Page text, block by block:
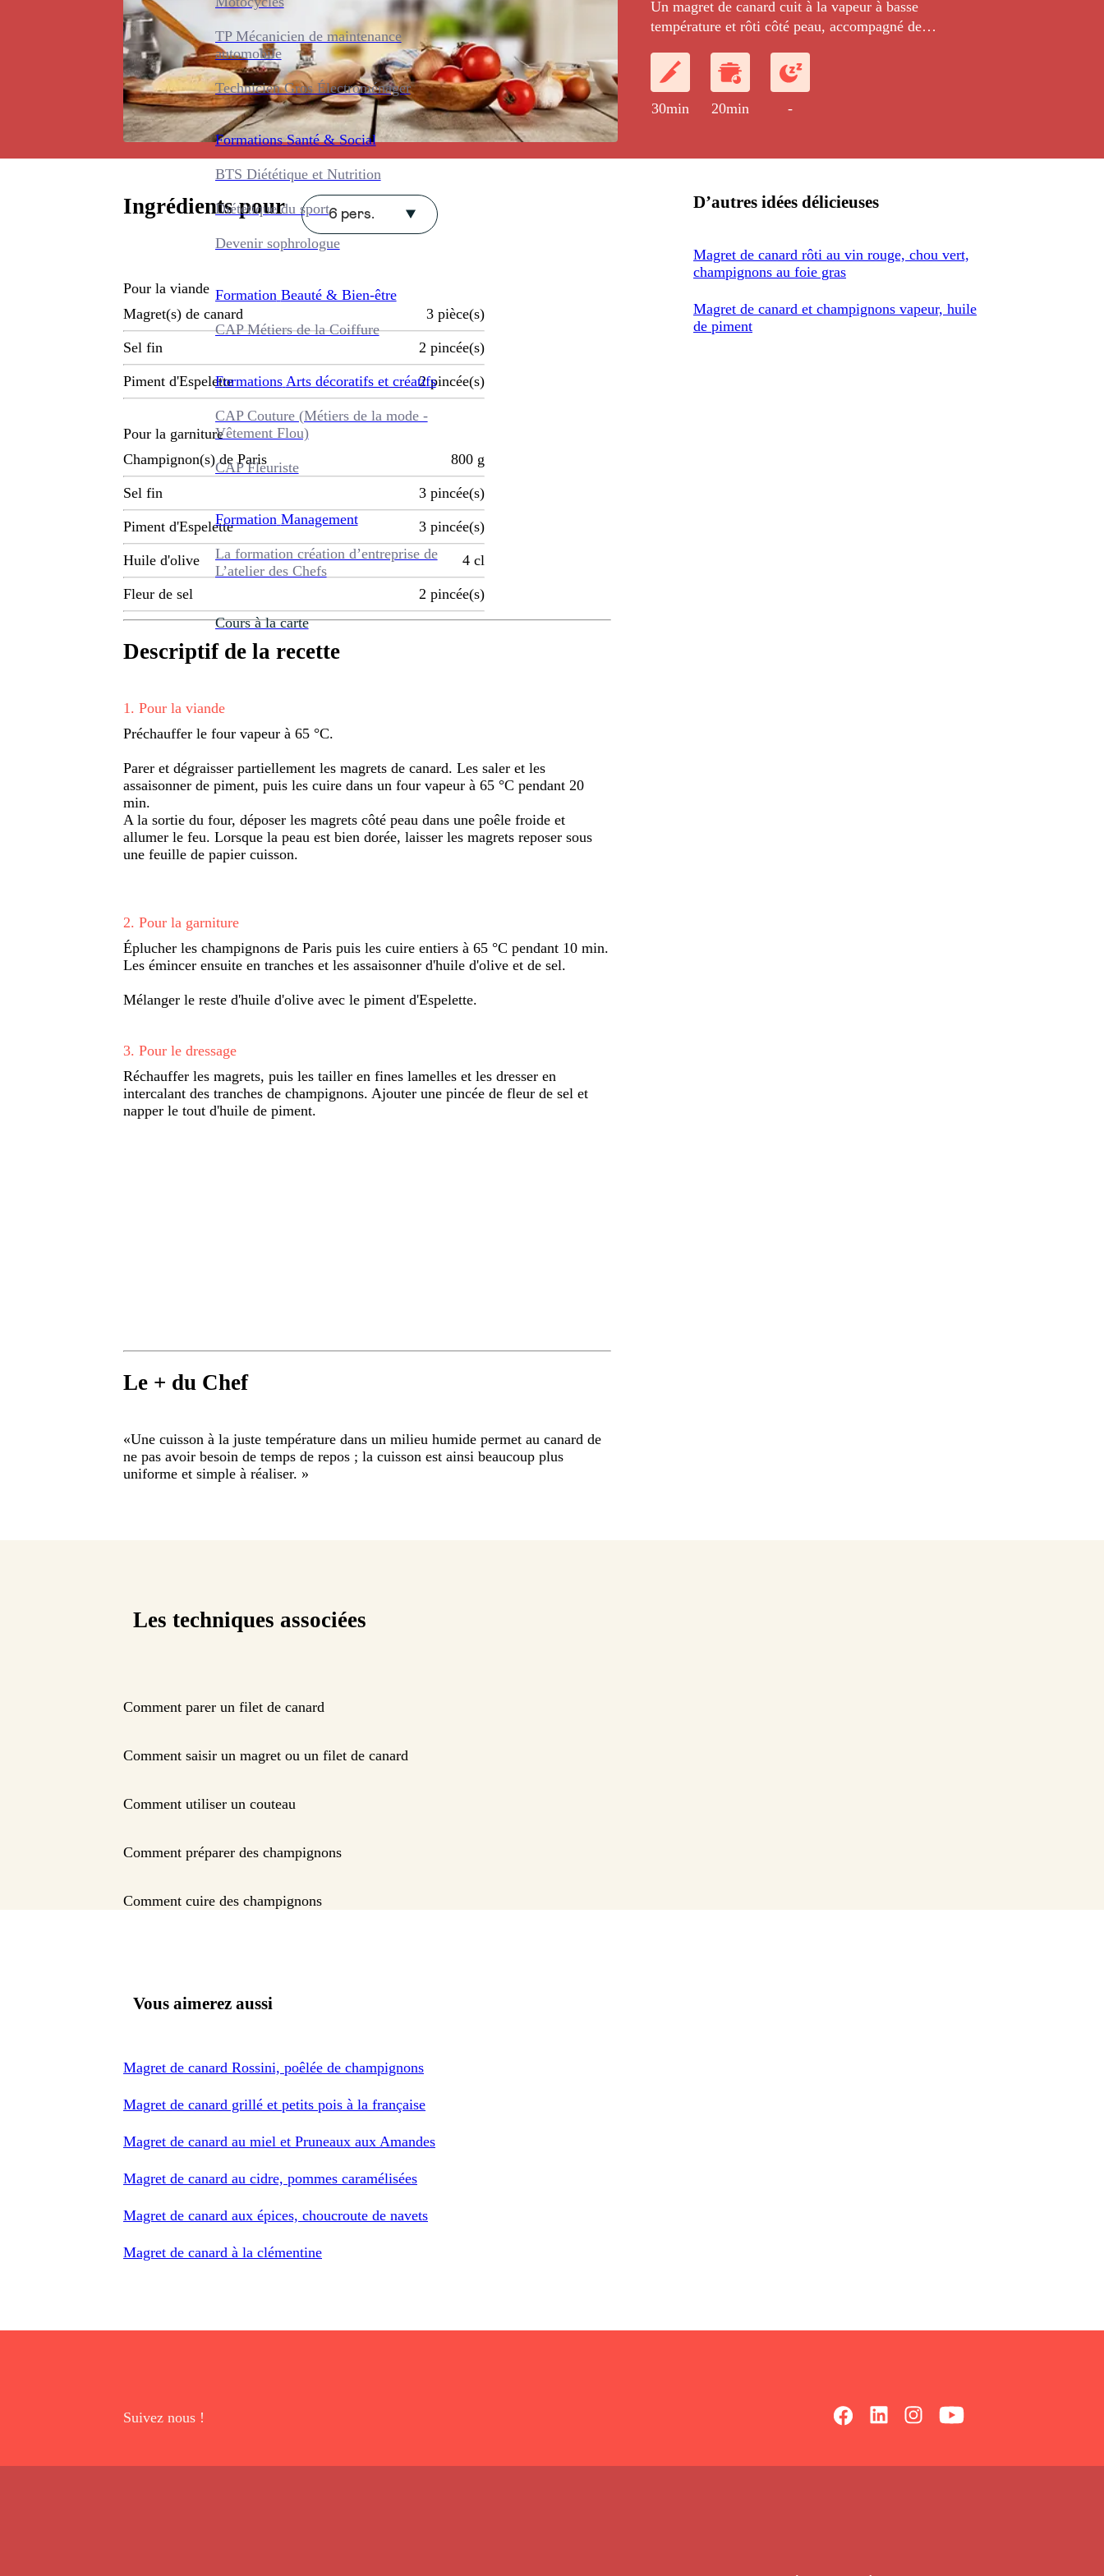
TP Mécanicien de maintenance
automobile
Technicien Gros Électroménager
Formations Santé & Social
BTS Diététique et Nutrition
Diététique du sport
Devenir sophrologue
Formation Beauté & Bien-être
CAP Métiers de la Coiffure
Formations Arts décoratifs et créatifs
CAP Couture (Métiers de la mode -
Vêtement Flou)
CAP Fleuriste
Formation Management
La formation création d’entreprise de
L’atelier des Chefs
Cours à la carte
Un magret de canard cuit à la vapeur à basse
température et rôti côté peau, accompagné de
assaisonnés d'huile au piment.
30min 20min -
Ingrédients pour 6 pers.
Pour la viande
Magret(s) de canard
3 pièce(s)
Sel fin 2 pincée(s)
Piment d'Espelette 2 pincée(s)
Pour la garniture
Champignon(s) de Paris
800 g
Sel fin 3 pincée(s)
Piment d'Espelette 3 pincée(s)
Huile d'olive 4 cl
Fleur de sel 2 pincée(s)
Descriptif de la recette
1 . Pour la viande
Préchauffer le four vapeur à 65 °C.
Parer et dégraisser partiellement les magrets de canard. Les saler et les
assaisonner de piment, puis les cuire dans un four vapeur à 65 °C pendant 20
min.
A la sortie du four, déposer les magrets côté peau dans une poêle froide et
allumer le feu. Lorsque la peau est bien dorée, laisser les magrets reposer sous
une feuille de papier cuisson.
2. Pour la garniture
Éplucher les champignons de Paris puis les cuire entiers à 65 °C pendant 10 min.
Les émincer ensuite en tranches et les assaisonner d'huile d'olive et de sel.
Mélanger le reste d'huile d'olive avec le piment d'Espelette.
3. Pour le dressage
Réchauffer les magrets, puis les tailler en fines lamelles et les dresser en
intercalant des tranches de champignons. Ajouter une pincée de fleur de sel et
napper le tout d'huile de piment.
Le + du Chef
«Une cuisson à la juste température dans un milieu humide permet au canard de
ne pas avoir besoin de temps de repos ; la cuisson est ainsi beaucoup plus
uniforme et simple à réaliser. »
D’autres idées délicieuses
Magret de canard rôti au vin rouge, chou vert,
champignons au foie gras
Magret de canard et champignons vapeur, huile
de piment
Les techniques associées
Comment parer un filet de canard
Comment saisir un magret ou un filet de canard
Comment utiliser un couteau
Comment préparer des champignons
Comment cuire des champignons
Vous aimerez aussi
Magret de canard Rossini, poêlée de champignons
Magret de canard grillé et petits pois à la française
Magret de canard au miel et Pruneaux aux Amandes
Magret de canard au cidre, pommes caramélisées
Magret de canard aux épices, choucroute de navets
Magret de canard à la clémentine
Suivez nous !